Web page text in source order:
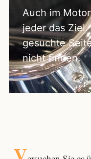
Auch im
jeder das
gesuchte
nicht finden.